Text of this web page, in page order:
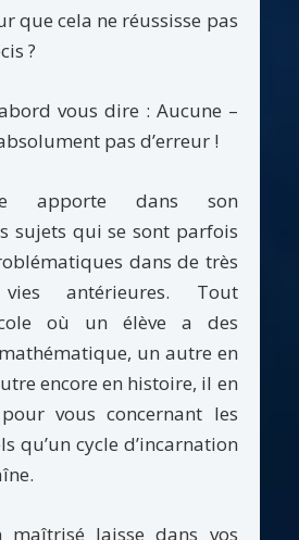
que cela ne réussisse pas
?
vous dire : Aucune –
pas d’erreur !
apporte dans son
sujets qui se sont parfois
dans de très
vies antérieures. Tout
où un élève a des
un autre en
encore en histoire, il en
vous concernant les
qu’un cycle d’incarnation
maîtrisé laisse dans vos